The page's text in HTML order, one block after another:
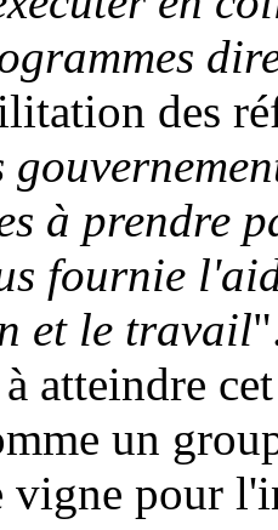
des
à prendre
fournie
et le travail
à atteindre
un
pour